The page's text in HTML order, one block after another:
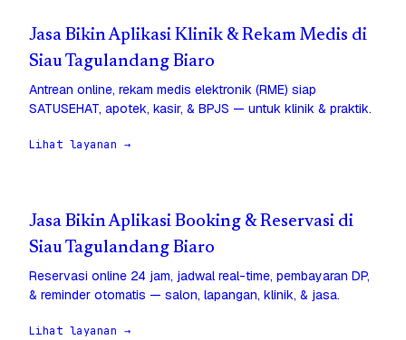
Jasa Bikin Aplikasi Klinik & Rekam Medis di
Siau Tagulandang Biaro
Antrean online, rekam medis elektronik (RME) siap
SATUSEHAT, apotek, kasir, & BPJS — untuk klinik & praktik.
Lihat layanan →
Jasa Bikin Aplikasi Booking & Reservasi di
Siau Tagulandang Biaro
Reservasi online 24 jam, jadwal real-time, pembayaran DP,
& reminder otomatis — salon, lapangan, klinik, & jasa.
Lihat layanan →